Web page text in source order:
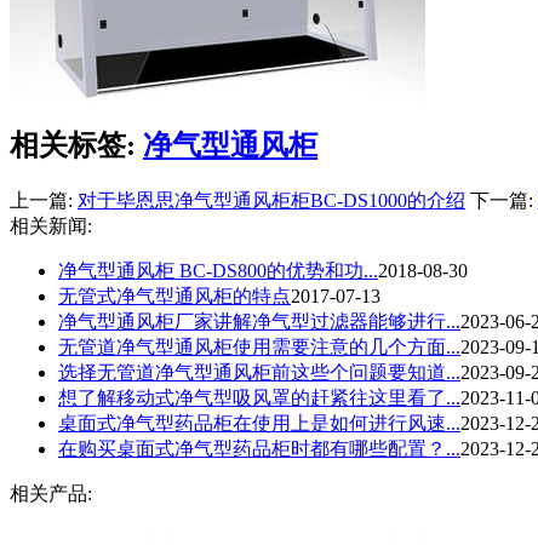
相关标签: 净气型通风柜
上一篇: 对于毕恩思净气型通风柜柜BC-DS1000的介绍 下一篇:
相关新闻:
净气型通风柜 BC-DS800的优势和功...2018-08-30
无管式净气型通风柜的特点2017-07-13
净气型通风柜厂家讲解净气型过滤器能够进行...2023-06-
无管道净气型通风柜使用需要注意的几个方面...2023-09-
选择无管道净气型通风柜前这些个问题要知道...2023-09-
想了解移动式净气型吸风罩的赶紧往这里看了...2023-11-
桌面式净气型药品柜在使用上是如何进行风速...2023-12-
在购买桌面式净气型药品柜时都有哪些配置？...2023-12-
相关产品: